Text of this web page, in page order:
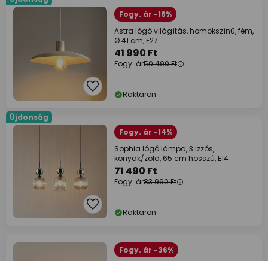
Fogy. ár -16%
Astra lógó világítás, homokszínű, fém,
Ø 41 cm, E27
41 990 Ft
Fogy. ár50 490 Ft
Raktáron
Újdonság
Fogy. ár -14%
Sophia lógó lámpa, 3 izzós,
konyak/zöld, 65 cm hosszú, E14
71 490 Ft
Fogy. ár83 990 Ft
Raktáron
Fogy. ár -36%